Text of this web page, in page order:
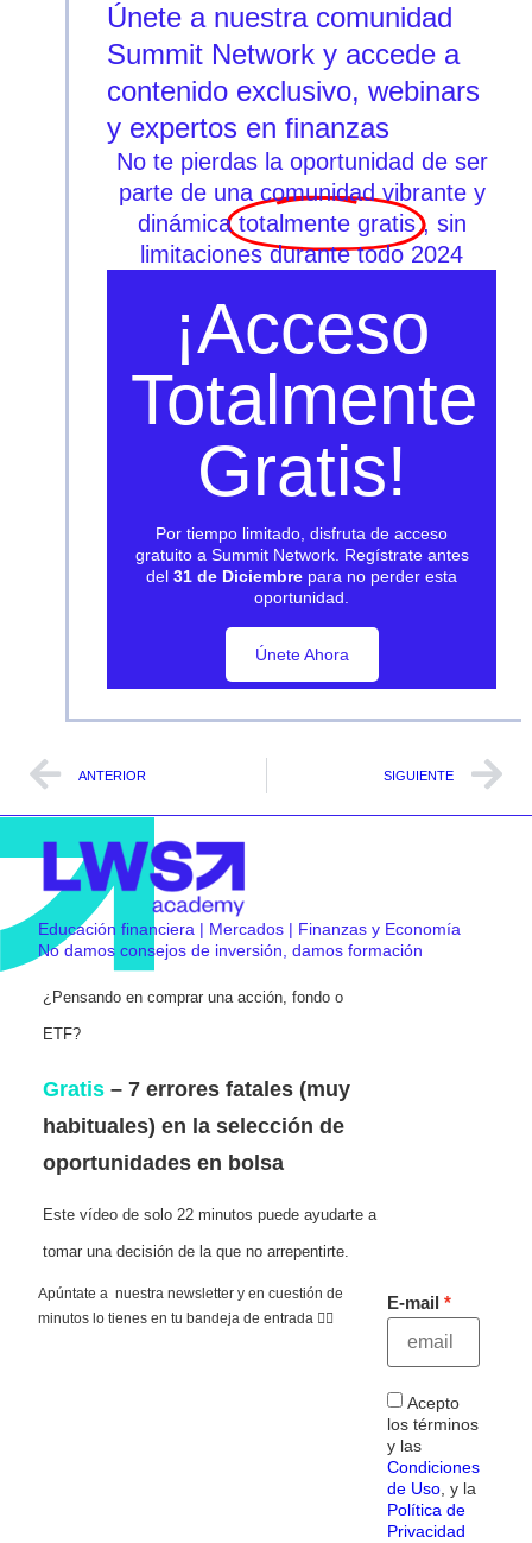
Únete a nuestra comunidad
Summit Network y accede a
contenido exclusivo, webinars
y expertos en finanzas
No te pierdas la oportunidad de ser
parte de una comunidad vibrante y
dinámica totalmente gratis , sin
limitaciones durante todo 2024
¡Acceso
Totalmente
Gratis!
Por tiempo limitado, disfruta de acceso
gratuito a Summit Network. Regístrate antes
del 31 de Diciembre para no perder esta
oportunidad.
Únete Ahora
Únete Ahora
ANTERIOR SIGUIENTE
Educación financiera | Mercados | Finanzas y Economía
No damos consejos de inversión, damos formación
¿Pensando en comprar una acción, fondo o
ETF?
Gratis – 7 errores fatales (muy
habituales) en la selección de
oportunidades en bolsa
Este vídeo de solo 22 minutos puede ayudarte a
tomar una decisión de la que no arrepentirte.
Apúntate a nuestra newsletter y en cuestión de
minutos lo tienes en tu bandeja de entrada 👇🏻
E-mail
Acepto
los términos
y las
Condiciones
de Uso, y la
Política de
Privacidad